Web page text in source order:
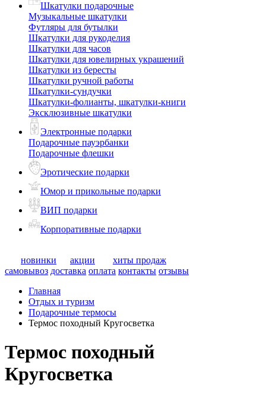
Шкатулки подарочные
Музыкальные шкатулки
Футляры для бутылки
Шкатулки для рукоделия
Шкатулки для часов
Шкатулки для ювелирных украшений
Шкатулки из бересты
Шкатулки ручной работы
Шкатулки-сундучки
Шкатулки-фолианты, шкатулки-книги
Эксклюзивные шкатулки
Электронные подарки
Подарочные пауэрбанки
Подарочные флешки
Эротические подарки
Юмор и прикольные подарки
ВИП подарки
Корпоративные подарки
новинки акции
хиты продаж
самовывоз доставка оплата контакты отзывы
Главная
Отдых и туризм
Подарочные термосы
Термос походный Кругосветка
Термос походный
Кругосветка